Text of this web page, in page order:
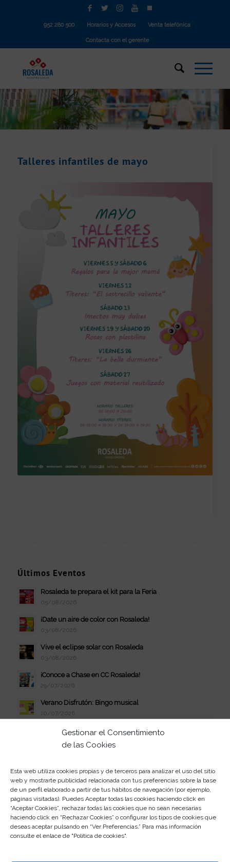
Gestionar el Consentimiento
de las Cookies
Esta web utiliza cookies propias y de terceros para analizar el uso del sitio
web y mostrarte publicidad relacionada con tus preferencias sobre la base
de un perfil elaborado a partir de tus hábitos de navegación (por ejemplo,
páginas visitadas). Puedes Aceptar todas las cookies haciendo click en
“Aceptar Cookies”, rechazar todas las cookies que no sean necesarias
haciendo click en “Rechazar Cookies” o configurar los tipos de cookies que
deseas aceptar pulsando en “Ver Preferencias.” Para más información
consulte el enlace de "Política de cookies".
952 280 500 Horarios y Accesos Venta telefónica
Contacta con el gerente
Talleres infantiles de mayo
Últimos Eventos
Rosaleda te prepara el kit para la Feria
05/08/2026
¡Date un aire de color con Rosaleda!
03/08/2026
Vive el eclipse solar con Rosaleda
03/08/2026
¡Conoce a Chase en CC Rosaleda!
29/07/2026
Verano Disfrutón: Bingo musical
10/07/2026
Celebra el estreno de Vaiana en Rosaleda
08/07/2026
07/07/2026
Participa en el II Concurso de Abanicos
03/07/2026
Este verano, la juerga se vive en Rosaleda
01/07/2026